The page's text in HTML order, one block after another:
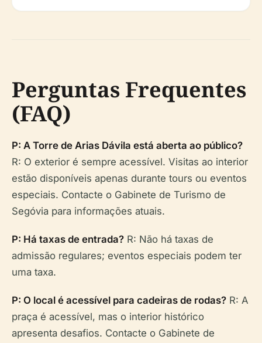
Perguntas Frequentes
(FAQ)
P: A Torre de Arias Dávila está aberta ao público?
R: O exterior é sempre acessível. Visitas ao interior
estão disponíveis apenas durante tours ou eventos
especiais. Contacte o Gabinete de Turismo de
Segóvia para informações atuais.
P: Há taxas de entrada? R: Não há taxas de
admissão regulares; eventos especiais podem ter
uma taxa.
P: O local é acessível para cadeiras de rodas? R: A
praça é acessível, mas o interior histórico
apresenta desafios. Contacte o Gabinete de